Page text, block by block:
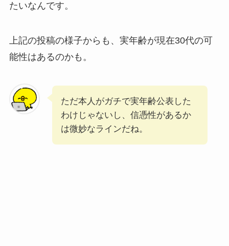
たいなんです。
上記の投稿の様子からも、実年齢が現在30代の可
能性はあるのかも。
ただ本人がガチで実年齢公表した
わけじゃないし、信憑性があるか
は微妙なラインだね。